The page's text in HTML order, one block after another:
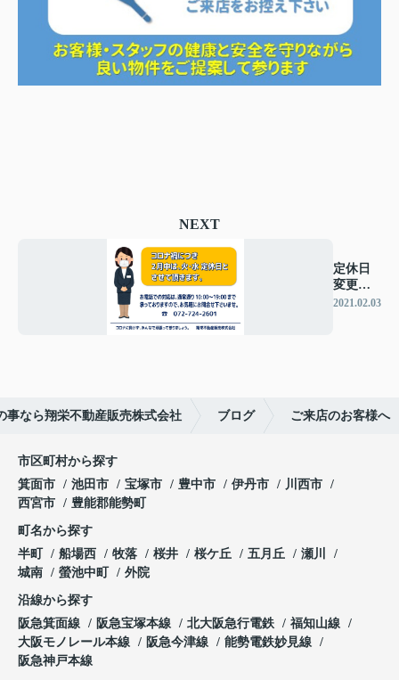
NEXT
定休日
変更の
お知ら
2021.02.03
事なら翔栄不動産販売株式会社 ブログ ご来店のお客様へ
市区町村から探す
箕面市
池田市 宝塚市 豊中市 伊丹市
川西市
西宮市
豊能郡能勢町
町名から探す
半町
船場西 牧落 桜井 桜ケ丘 五月丘
瀬川
城南
螢池中町 外院
沿線から探す
阪急箕面線
阪急宝塚本線 北大阪急行電鉄
福知山線
大阪モノレール本線
阪急今津線
能勢電鉄妙見線
阪急神戸本線